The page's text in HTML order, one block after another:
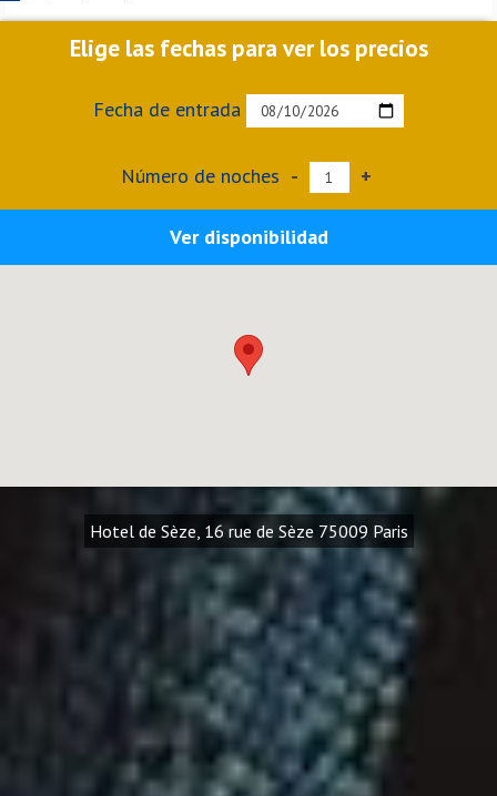
Elige las fechas para ver los precios
Fecha de entrada
Número de noches - +
Ver disponibilidad
Hotel de Sèze, 16 rue de Sèze 75009 Paris